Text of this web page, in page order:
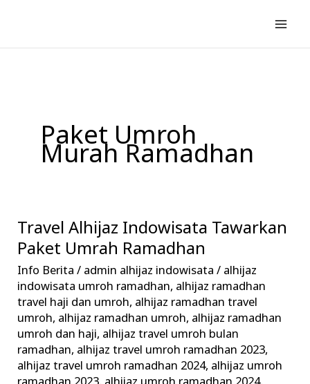
konten
Paket Umroh
Murah Ramadhan
Travel Alhijaz Indowisata Tawarkan
Paket Umrah Ramadhan
Info Berita / admin alhijaz indowisata/ alhijaz
indowisata umroh ramadhan, alhijaz ramadhan
travel haji dan umroh, alhijaz ramadhan travel
umroh, alhijaz ramadhan umroh, alhijaz ramadhan
umroh dan haji, alhijaz travel umroh bulan
ramadhan, alhijaz travel umroh ramadhan 2023,
alhijaz travel umroh ramadhan 2024, alhijaz umroh
Travel
Alhijaz
Indowisata
Tawarkan
Paket
Umrah
Ramadhan